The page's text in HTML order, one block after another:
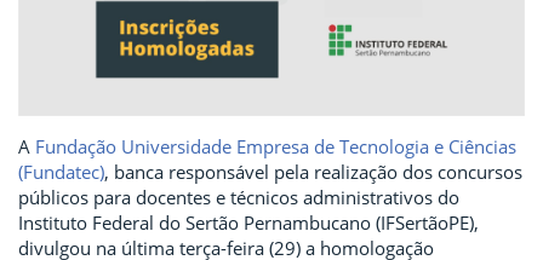
A Fundação Universidade Empresa de Tecnologia e Ciências
(Fundatec), banca responsável pela realização dos concursos
públicos para docentes e técnicos administrativos do
Instituto Federal do Sertão Pernambucano (IFSertãoPE),
divulgou na última terça-feira (29) a homologação